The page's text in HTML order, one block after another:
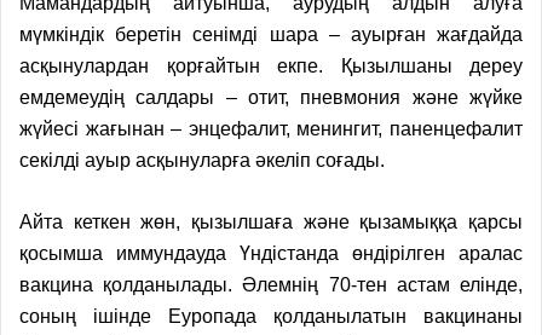
мүмкіндік беретін сенімді шара – ауырған жағдайда
асқынулардан қорғайтын екпе. Қызылшаны дереу
емдемеудің салдары – отит, пневмония және жүйке
жүйесі жағынан – энцефалит, менингит, паненцефалит
секілді ауыр асқынуларға әкеліп соғады.
Айта кеткен жөн, қызылшаға және қызамыққа қарсы
қосымша иммундауда Үндістанда өндірілген аралас
вакцина қолданылады. Әлемнің 70-тен астам елінде,
соның ішінде Еуропада қолданылатын вакцинаны